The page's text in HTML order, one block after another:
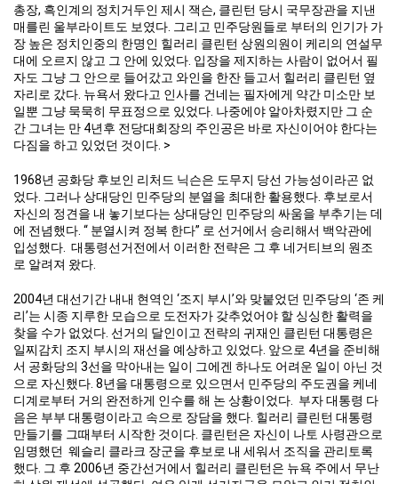
총장, 흑인계의 정치거두인 제시 잭슨, 클린턴 당시 국무장관을 지낸
매를린 울부라이트도 보였다. 그리고 민주당원들로 부터의 인기가 가
장 높은 정치인중의 한명인 힐러리 클린턴 상원의원이 케리의 연설무
대에 오르지 않고 그 안에 있었다. 입장을 제지하는 사람이 없어서 필
자도 그냥 그 안으로 들어갔고 와인을 한잔 들고서 힐러리 클린턴 옆
자리로 갔다. 뉴욕서 왔다고 인사를 건네는 필자에게 약간 미소만 보
일뿐 그냥 묵묵히 무표정으로 있었다. 나중에야 알아차렸지만 그 순
간 그녀는 만 4년후 전당대회장의 주인공은 바로 자신이어야 한다는
다짐을 하고 있었던 것이다. >
1968년 공화당 후보인 리처드 닉슨은 도무지 당선 가능성이라곤 없
었다. 그러나 상대당인 민주당의 분열을 최대한 활용했다. 후보로서
자신의 정견을 내 놓기보다는 상대당인 민주당의 싸움을 부추기는 데
에 전념했다. “ 분열시켜 정복 한다” 로 선거에서 승리해서 백악관에
입성했다. 대통령선거전에서 이러한 전략은 그 후 네거티브의 원조
로 알려져 왔다.
2004년 대선기간 내내 현역인 ‘조지 부시’와 맞붙었던 민주당의 ‘존 케
리’는 시종 지루한 모습으로 도전자가 갖추었어야 할 싱싱한 활력을
찾을 수가 없었다. 선거의 달인이고 전략의 귀재인 클린턴 대통령은
일찌감치 조지 부시의 재선을 예상하고 있었다. 앞으로 4년을 준비해
서 공화당의 3선을 막아내는 일이 그에겐 하나도 어려운 일이 아닌 것
으로 자신했다. 8년을 대통령으로 있으면서 민주당의 주도권을 케네
디계로부터 거의 완전하게 인수를 해 논 상황이었다. 부자 대통령 다
음은 부부 대통령이라고 속으로 장담을 했다. 힐러리 클린턴 대통령
만들기를 그때부터 시작한 것이다. 클린턴은 자신이 나토 사령관으로
임명했던 웨슬리 클라크 장군을 후보로 내 세워서 조직을 관리토록
했다. 그 후 2006년 중간선거에서 힐러리 클린턴은 뉴욕 주에서 무난